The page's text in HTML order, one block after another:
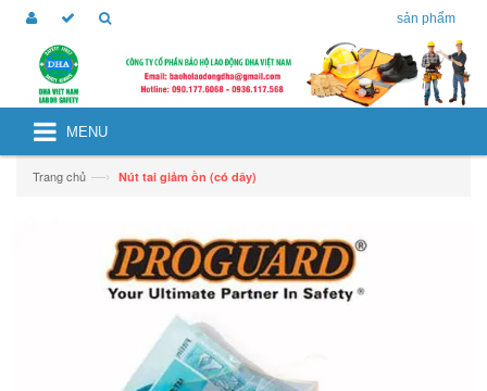
sản phẩm
MENU
Trang chủ —› Nút tai giảm ồn (có dây)